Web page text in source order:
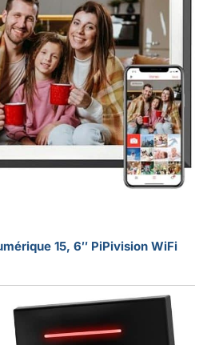
15, 6″ PiPivision WiFi